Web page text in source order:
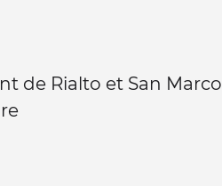
de Rialto et San Marco